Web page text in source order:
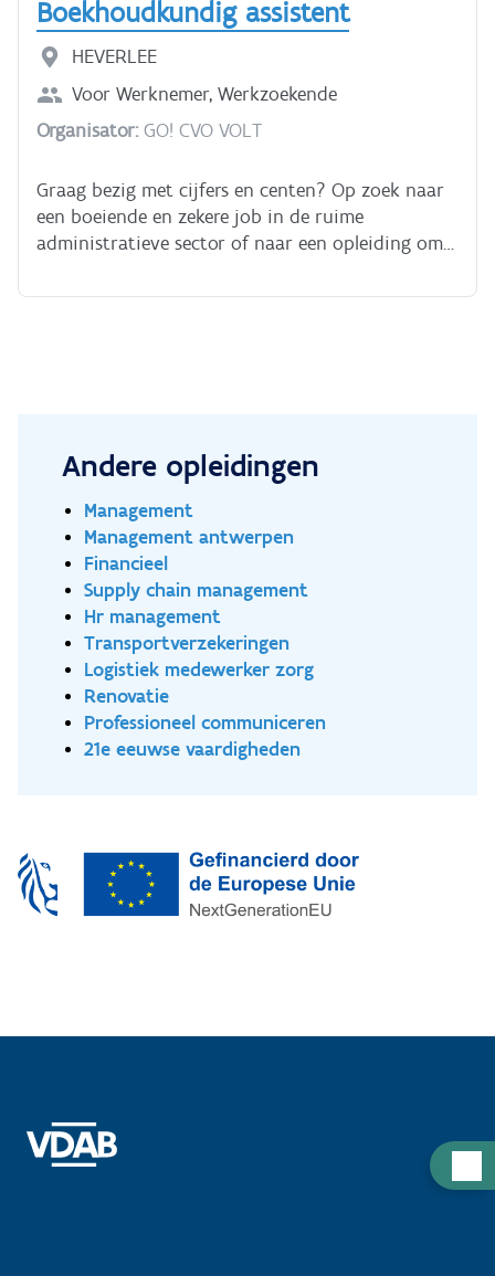
En je krijgt de nodige begeleiding vanop afstand.
Uiteraard behaal je dezelfde competenties en
hetzelfde diploma als in de dagopleiding.
Boekhoudkundig assistent
HEVERLEE
Voor Werknemer, Werkzoekende
Organisator:GO! CVO VOLT
Graag bezig met cijfers en centen? Op zoek naar
een boeiende en zekere job in de ruime
administratieve sector of naar een opleiding om
én/of talen bij te spijkeren? De
Andere opleidingen
Management
Management antwerpen
Financieel
Supply chain management
Hr management
Transportverzekeringen
Logistiek medewerker zorg
Renovatie
Professioneel communiceren
21e eeuwse vaardigheden